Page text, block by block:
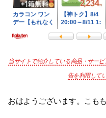
当サイトで紹介している商品・サー
告を利用して
おはようございます。こもも